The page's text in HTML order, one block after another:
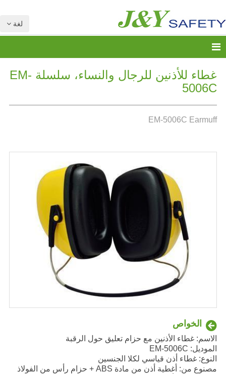
لغة
غطاء للأذنين للرجال والنساء، سلسلة EM-
5006C
EM-5006C Earmuff
الخواص
الاسم: غطاء الأذنين مع حزام تعليق حول الرقبة
الموديل: EM-5006C
النوع: غطاء أذن قياسي لكلا الجنسين
مصنوع من: أغطية أذن من مادة ABS + حزام رأس من الفولاذ